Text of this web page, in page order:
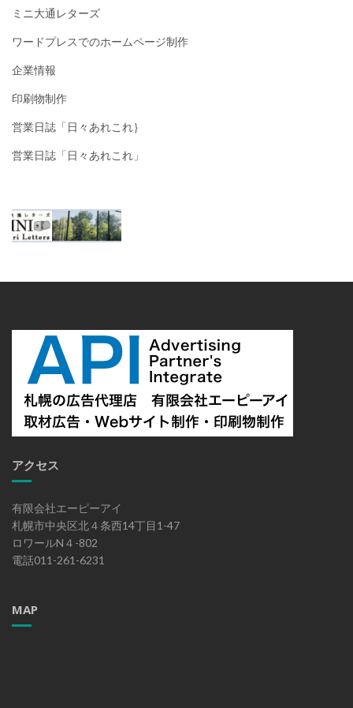
ミニ大通レターズ
ワードプレスでのホームページ制作
企業情報
印刷物制作
営業日誌「日々あれこれ｝
営業日誌「日々あれこれ」
アクセス
有限会社エーピーアイ
札幌市中央区北４条西14丁目1-47
ロワールN４-802
電話011-261-6231
MAP